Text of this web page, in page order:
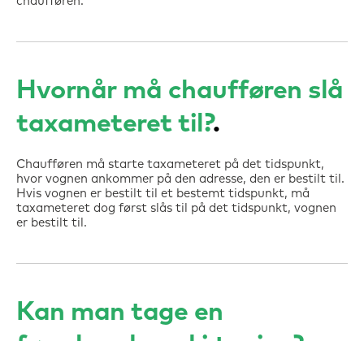
Hvornår må chaufføren slå
taxameteret til?
Chaufføren må starte taxameteret på det tidspunkt,
hvor vognen ankommer på den adresse, den er bestilt til.
Hvis vognen er bestilt til et bestemt tidspunkt, må
taxameteret dog først slås til på det tidspunkt, vognen
er bestilt til.
Kan man tage en